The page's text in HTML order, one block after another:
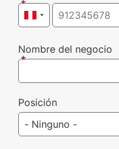
Nombre del negocio
Posición